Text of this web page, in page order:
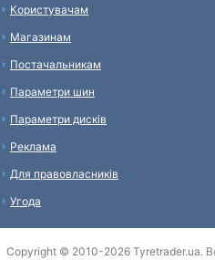
Користувачам
Магазинам
Постачальникам
Параметри шин
Параметри дисків
Реклама
Для правовласників
Угода
Copyright © 2010-2026 Tyretrader.ua.